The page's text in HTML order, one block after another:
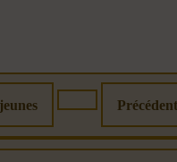
Précédent